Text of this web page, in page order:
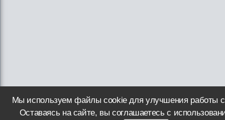
Мы используем файлы cookie для улучшения работы
Оставаясь на сайте, вы соглашаетесь с